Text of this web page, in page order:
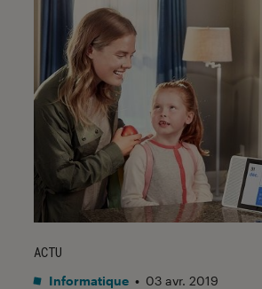
ACTU
Informatique • 03 avr. 2019